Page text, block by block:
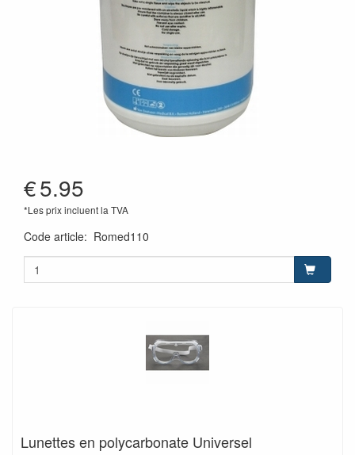
€5.95
*Les prix incluent la TVA
Code article: Romed110
Lunettes en polycarbonate Universel